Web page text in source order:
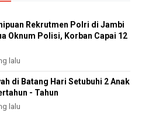
Rekrutmen Polri di Jambi
Oknum Polisi, Korban Capai 12
lalu
di Batang Hari Setubuhi 2 Anak
- Tahun
lalu